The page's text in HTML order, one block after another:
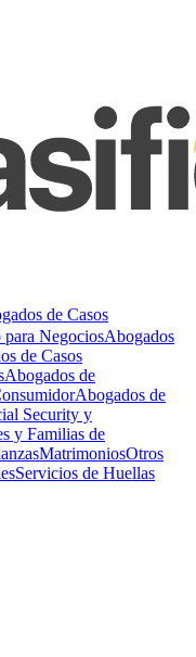
de Casos
para NegociosAbogados
de Casos
Abogados de
Abogados de
Security y
y Familias de
MatrimoniosOtros
Servicios de Huellas